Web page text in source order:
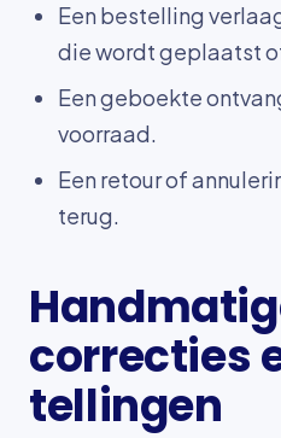
Een bestelling
die wordt geplaatst
Een geboekte
voorraad.
Een retour of
terug.
correcties
tellingen